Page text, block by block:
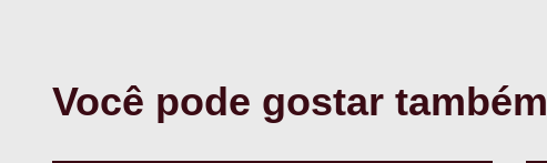
Você pode gostar também